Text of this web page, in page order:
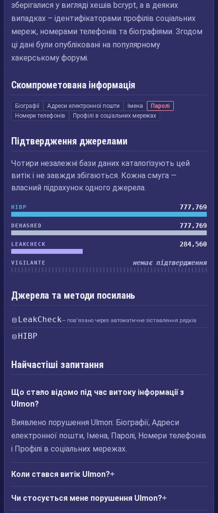
зберігалися у вигляді хешів bcrypt, а в деяких
випадках – ідентифікаторами профілів соціальних
мереж, номерами телефонів та біографіями. Згодом
ці дані були опубліковані на популярному
хакерському форумі.
Скомпрометована інформація
Біографії Адреси електронної пошти Імена
Паролі
Номери телефонів
Профілі в соціальних мережах
Підтвердження джерелами
Чотири незалежні бази даних каталогізують цей
витік і не завжди збігаються. Кожна смуга —
власний підрахунок одного джерела.
HIBP 777,769
DEHASHED 777,769
LEAKCHECK 284,560
VIGILANTE немає підтвердження
Джерела та методи посилань
LeakCheck— пов'язано через автоматичне зіставлення рядків
HIBP
Найчастіші запитання
Що стало відомо під час витоку інформації з
Ulmon?
Виявлено порушення Ulmon: Біографії, Адреси
електронної пошти, Імена, Паролі, Номери телефонів
і Профілі в соціальних мережах.
Коли стався витік Ulmon?
Чи стосується мене порушення Ulmon?